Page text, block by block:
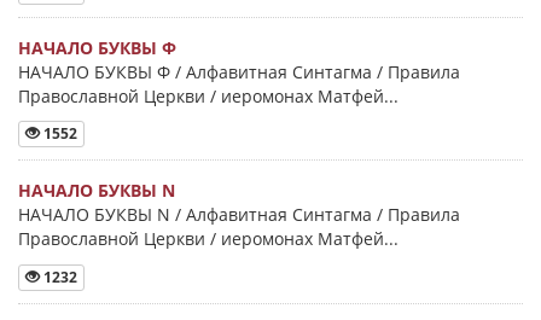
НАЧАЛО БУКВЫ Φ
НАЧАЛО БУКВЫ Φ / Алфавитная Синтагма / Правила
Православной Церкви / иеромонах Матфей...
1552
НАЧАЛО БУКВЫ Ν
НАЧАЛО БУКВЫ Ν / Алфавитная Синтагма / Правила
Православной Церкви / иеромонах Матфей...
1232